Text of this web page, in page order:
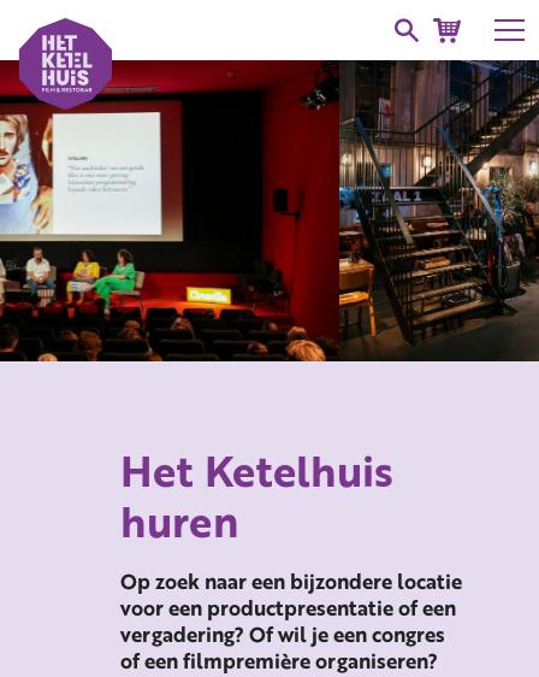
Het Ketelhuis
huren
Op zoek naar een bijzondere locatie
voor een productpresentatie of een
vergadering? Of wil je een congres
of een filmpremière organiseren?